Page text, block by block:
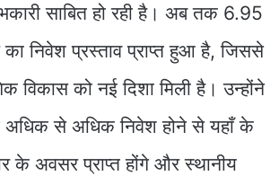
साबित हो रही है। अब तक 6.95
निवेश प्रस्ताव प्राप्त हुआ है, जिससे
विकास को नई दिशा मिली है। उन्होंने
अधिक से अधिक निवेश होने से यहाँ के
के अवसर प्राप्त होंगे और स्थानीय